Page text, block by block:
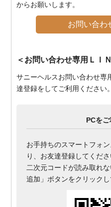
からお願いします。
お問い合わ
＜お問い合わせ専用ＬＩ
サニーヘルスお問い合わせ専
達登録をしてご利用ください。
PCを
お手持ちのスマートフォ
り、お友達登録してくださ
二次元コードが読み取れ
追加」ボタンをクリックし